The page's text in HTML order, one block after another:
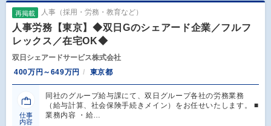
再掲載 人事（採用・労務・教育など）
人事労務【東京】◆双日Gのシェアード企業／フルフ
レックス／在宅OK◆
双日シェアードサービス株式会社
400万円～649万円
東京都
仕事
内容
同社のグループ給与課にて、双日グループ各社の労務業務
（給与計算、社会保険手続きメイン）をお任せいたします。 ■
業務内容 ・給…